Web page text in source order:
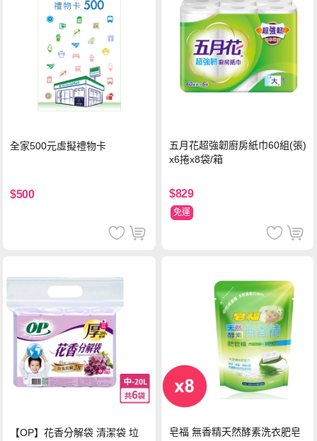
全家500元虛擬禮物卡
$500
五月花超強韌廚房紙巾60組(張)
x6捲x8袋/箱
$829
免運
【OP】花香分解袋 清潔袋 垃
皂福 無香精天然酵素洗衣肥皂